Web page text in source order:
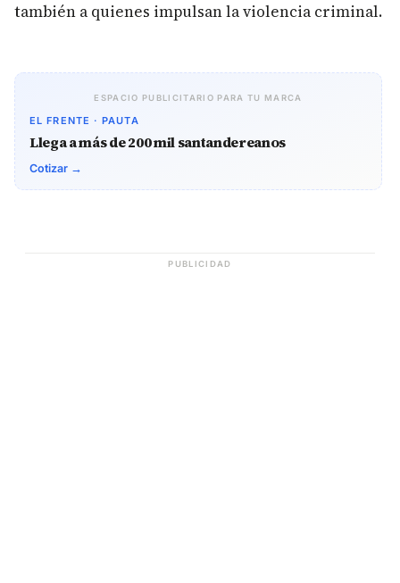
también a quienes impulsan la violencia criminal.
ESPACIO PUBLICITARIO PARA TU MARCA
EL FRENTE · PAUTA
Llega a más de 200 mil santandereanos
Cotizar →
PUBLICIDAD